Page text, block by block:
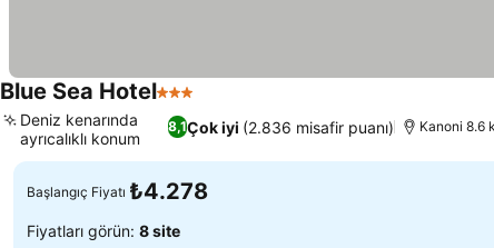
Blue Sea Hotel3 Yıldız
8,1Çok iyi (2.836 misafir puanı)
Deniz kenarında
ayrıcalıklı konum
Kanoni 8.6
Başlangıç Fiyatı ₺4.278
Fiyatları görün: 8 site